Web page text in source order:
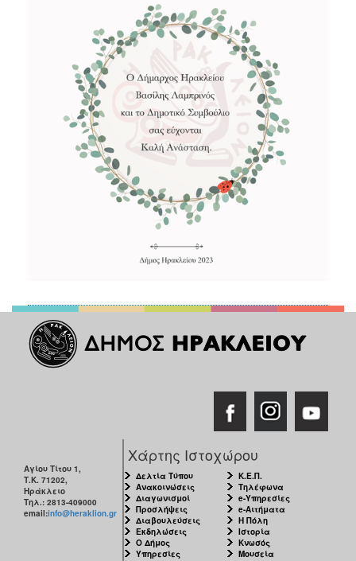
Αγίου Τίτου 1,
Τ.Κ. 71202,
Ηράκλειο
Τηλ.: 2813-409000
email:info@heraklion.gr
Χάρτης Ιστοχώρου
Δελτία Τύπου
Ανακοινώσεις
Διαγωνισμοί
Προσλήψεις
Διαβουλεύσεις
Εκδηλώσεις
Ο Δήμος
Υπηρεσίες
Κ.Ε.Π.
Τηλέφωνα
e-Υπηρεσίες
e-Αιτήματα
Η Πόλη
Ιστορία
Κνωσός
Μουσεία